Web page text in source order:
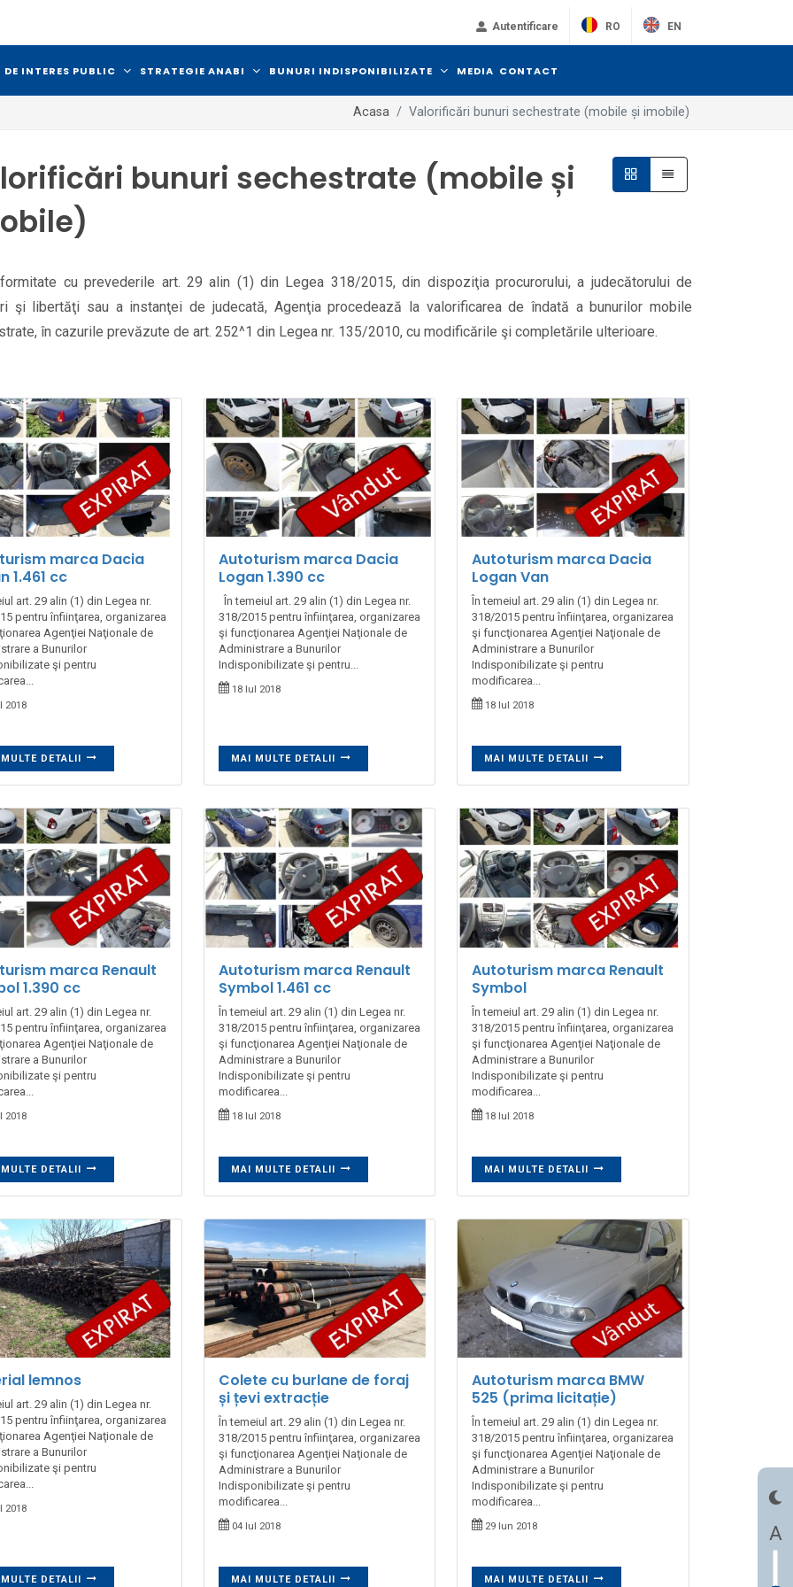
Autentificare RO EN
INTERES PUBLIC STRATEGIE ANABI BUNURI INDISPONIBILIZATE MEDIA CONTACT
A
Acasa Valorificări bunuri sechestrate (mobile și imobile)
bunuri sechestrate (mobile și
cu prevederile art. 29 alin (1) din Legea 318/2015, din dispoziţia procurorului, a judecătorului de
şi libertăţi sau a instanţei de judecată, Agenţia procedează la valorificarea de îndată a bunurilor mobile
în cazurile prevăzute de art. 252^1 din Legea nr. 135/2010, cu modificările şi completările ulterioare.
marca Dacia
1.461 cc
art. 29 alin (1) din Legea nr.
pentru înfiinţarea, organizarea
Agenţiei Naţionale de
a Bunurilor
şi pentru
2018
DETALII
Autoturism marca Dacia
Logan 1.390 cc
În temeiul art. 29 alin (1) din Legea nr.
318/2015 pentru înfiinţarea, organizarea
şi funcţionarea Agenţiei Naţionale de
Administrare a Bunurilor
Indisponibilizate şi pentru...
18 Iul 2018
MAI MULTE DETALII
Autoturism marca Dacia
Logan Van
În temeiul art. 29 alin (1) din Legea nr.
318/2015 pentru înfiinţarea, organizarea
şi funcţionarea Agenţiei Naţionale de
Administrare a Bunurilor
Indisponibilizate şi pentru
modificarea...
18 Iul 2018
MAI MULTE DETALII
marca Renault
1.390 cc
art. 29 alin (1) din Legea nr.
pentru înfiinţarea, organizarea
Agenţiei Naţionale de
a Bunurilor
şi pentru
2018
DETALII
Autoturism marca Renault
Symbol 1.461 cc
În temeiul art. 29 alin (1) din Legea nr.
318/2015 pentru înfiinţarea, organizarea
şi funcţionarea Agenţiei Naţionale de
Administrare a Bunurilor
Indisponibilizate şi pentru
modificarea...
18 Iul 2018
MAI MULTE DETALII
Autoturism marca Renault
Symbol
În temeiul art. 29 alin (1) din Legea nr.
318/2015 pentru înfiinţarea, organizarea
şi funcţionarea Agenţiei Naţionale de
Administrare a Bunurilor
Indisponibilizate şi pentru
modificarea...
18 Iul 2018
MAI MULTE DETALII
lemnos
art. 29 alin (1) din Legea nr.
pentru înfiinţarea, organizarea
Agenţiei Naţionale de
a Bunurilor
şi pentru
2018
DETALII
Colete cu burlane de foraj
și țevi extracție
În temeiul art. 29 alin (1) din Legea nr.
318/2015 pentru înfiinţarea, organizarea
şi funcţionarea Agenţiei Naţionale de
Administrare a Bunurilor
Indisponibilizate şi pentru
modificarea...
04 Iul 2018
MAI MULTE DETALII
Autoturism marca BMW
525 (prima licitație)
În temeiul art. 29 alin (1) din Legea nr.
318/2015 pentru înfiinţarea, organizarea
şi funcţionarea Agenţiei Naţionale de
Administrare a Bunurilor
Indisponibilizate şi pentru
modificarea...
29 Iun 2018
MAI MULTE DETALII